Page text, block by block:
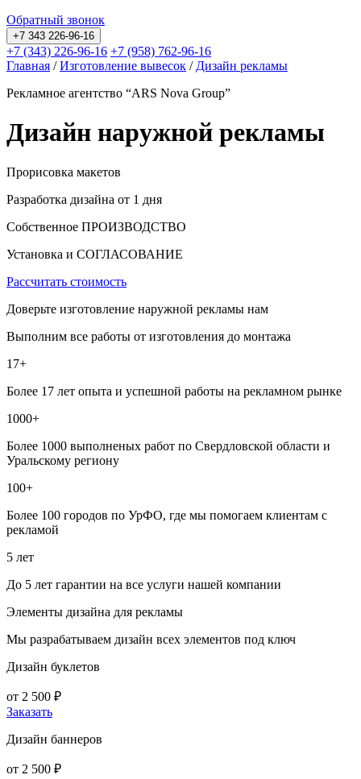
Обратный звонок
+7 343 226-96-16
+7 (343) 226-96-16 +7 (958) 762-96-16
Главная /Изготовление вывесок / Дизайн рекламы
Рекламное агентство “ARS Nova Group”
Дизайн наружной рекламы
Прорисовка макетов
Разработка дизайна от 1 дня
Собственное ПРОИЗВОДСТВО
Установка и СОГЛАСОВАНИЕ
Рассчитать стоимость
Доверьте изготовление наружной рекламы нам
Выполним все работы от изготовления до монтажа
17+
Более 17 лет опыта и успешной работы на рекламном рынке
1000+
Более 1000 выполненых работ по Свердловской области и
Уральскому региону
100+
Более 100 городов по УрФО, где мы помогаем клиентам с
рекламой
5 лет
До 5 лет гарантии на все услуги нашей компании
Элементы дизайна для рекламы
Мы разрабатываем дизайн всех элементов под ключ
Дизайн буклетов
от 2 500 ₽
Заказать
Дизайн баннеров
от 2 500 ₽